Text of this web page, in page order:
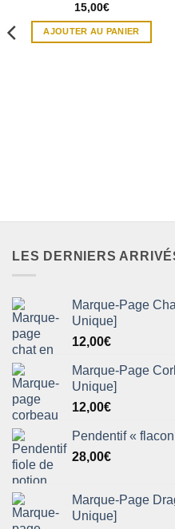
15,00€
AJOUTER AU PANIER
LES DERNIERS
Marque-Page
Unique]
12,00€
Marque-Page
Unique]
12,00€
Pendentif «
28,00€
Marque-Page
Unique]